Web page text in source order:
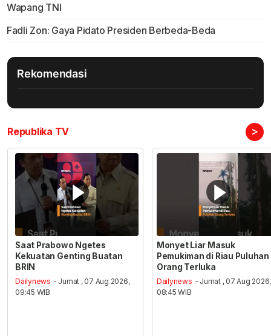
Wapang TNI
Fadli Zon: Gaya Pidato Presiden Berbeda-Beda
Rekomendasi
Republika TV >
Saat Prabowo Ngetes
Kekuatan Genting Buatan
BRIN
Dailynews - Jumat , 07 Aug 2026,
09:45 WIB
Monyet Liar Masuk
Pemukiman di Riau Puluhan
Orang Terluka
Dailynews - Jumat , 07 Aug 2026,
08:45 WIB